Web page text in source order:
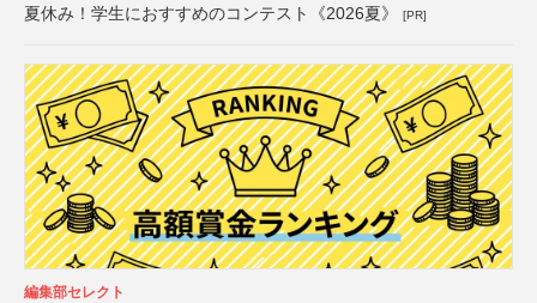
夏休み！学生におすすめのコンテスト《2026夏》 [PR]
編集部セレクト